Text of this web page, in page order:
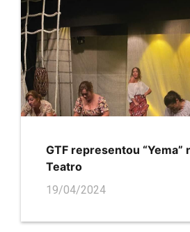
GTF representou “Yema”
Teatro
19/04/2024